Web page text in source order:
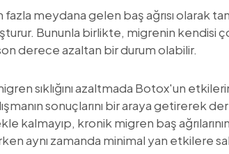
meydana gelen baş ağrısı olarak
Bununla birlikte, migrenin kendisi
derece azaltan bir durum olabilir.
sıklığını azaltmada Botox'un
sonuçlarını bir araya getirerek
kronik migren baş ağrılarının
aynı zamanda minimal yan etkilere